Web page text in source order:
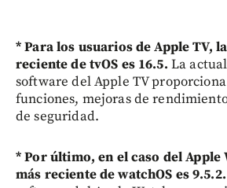
* Para los usuarios de Apple TV,
reciente de tvOS es 16.5. La
software del Apple TV proporciona
funciones, mejoras de
de seguridad.
* Por último, en el caso del
más reciente de watchOS es 9.5.2.